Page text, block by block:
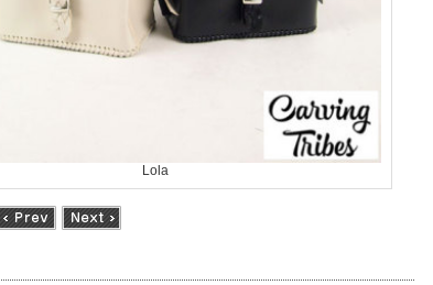
Lola